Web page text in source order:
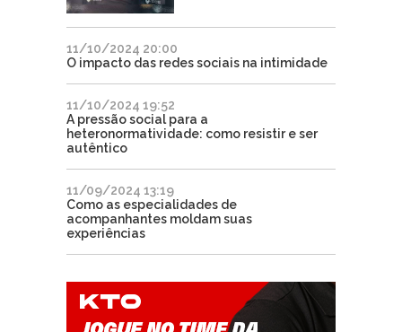
11/10/2024 20:00
O impacto das redes sociais na intimidade
11/10/2024 19:52
A pressão social para a
heteronormatividade: como resistir e ser
autêntico
11/09/2024 13:19
Como as especialidades de
acompanhantes moldam suas
experiências